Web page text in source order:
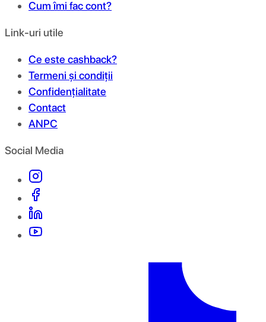
Cum îmi fac cont?
Link-uri utile
Ce este cashback?
Termeni și condiții
Confidențialitate
Contact
ANPC
Social Media